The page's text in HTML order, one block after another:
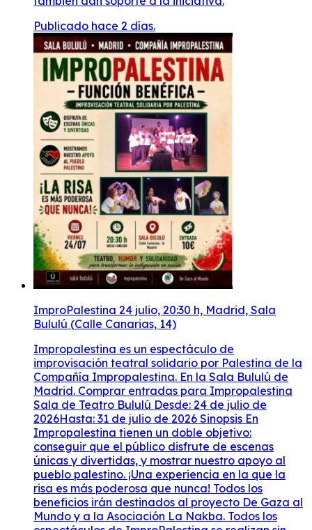
Publicado hace 2 días.
ImproPalestina 24 julio, 20:30 h, Madrid, Sala
Bululú (Calle Canarias, 14)
Impropalestina es un espectáculo de
improvisación teatral solidario por Palestina de la
Compañía Impropalestina. En la Sala Bululú de
Madrid. Comprar entradas para Impropalestina
Sala de Teatro Bululú Desde: 24 de julio de
2026Hasta: 31 de julio de 2026 Sinopsis En
Impropalestina tienen un doble objetivo:
conseguir que el público disfrute de escenas
únicas y divertidas, y mostrar nuestro apoyo al
pueblo palestino. ¡Una experiencia en la que la
risa es más poderosa que nunca! Todos los
beneficios irán destinados al proyecto De Gaza al
Mundo y a la Asociación La Nakba. Todos los